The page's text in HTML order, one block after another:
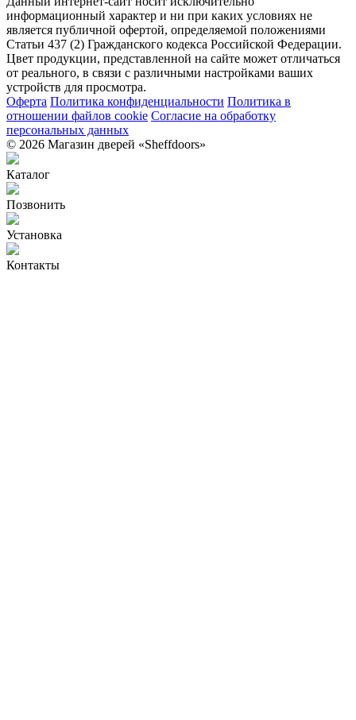
информационный характер и ни при каких условиях не
является публичной офертой, определяемой положениями
Статьи 437 (2) Гражданского кодекса Российской Федерации.
Цвет продукции, представленной на сайте может отличаться
от реального, в связи с различными настройками ваших
устройств для просмотра.
Оферта Политика конфиденциальности Политика в
отношении файлов cookie Согласие на обработку
персональных данных
© 2026 Магазин дверей «Sheffdoors»
Каталог
Позвонить
Установка
Контакты